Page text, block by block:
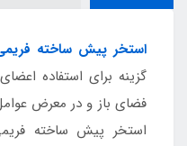
استخر پیش ساخته
گزینه برای استفاده
فضای باز و در معرض
استخر پیش ساخته